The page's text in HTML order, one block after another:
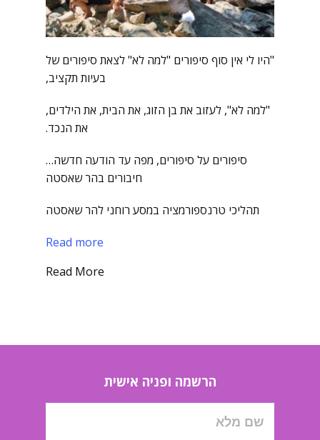
"היו לי אין סוף סיפורים "למה לא" לצאת סיפורים של
בעיות תקציב,
"למה לא", לעזוב את בן הזוג, את הבית, את הילדים,
את הנכד.
סיפורים על סיפורים, מפה עד הודעה חדשה…
חיבורים בהר שאסטה
תהליכי טרנספורמציה במסע רוחני להר שאסטה
Read more
Read More
הרשמה ופניה אישית